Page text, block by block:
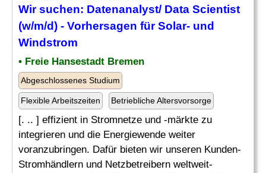
Wir suchen: Datenanalyst/ Data Scientist
(w/m/d) - Vorhersagen für Solar- und
Windstrom
• Freie Hansestadt Bremen
Abgeschlossenes Studium
Flexible Arbeitszeiten Betriebliche Altersvorsorge
[. .. ] effizient in Stromnetze und -märkte zu
integrieren und die Energiewende weiter
voranzubringen. Dafür bieten wir unseren Kunden-
Stromhändlern und Netzbetreibern weltweit-